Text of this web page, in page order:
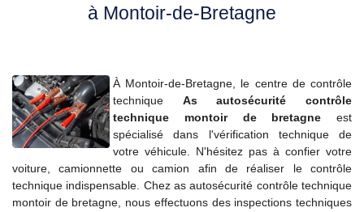
à Montoir-de-Bretagne
À Montoir-de-Bretagne, le centre de contrôle
technique As autosécurité contrôle
technique montoir de bretagne est
spécialisé dans l'vérification technique de
votre véhicule. N'hésitez pas à confier votre
voiture, camionnette ou camion afin de réaliser le contrôle
technique indispensable. Chez as autosécurité contrôle technique
montoir de bretagne, nous effectuons des inspections techniques